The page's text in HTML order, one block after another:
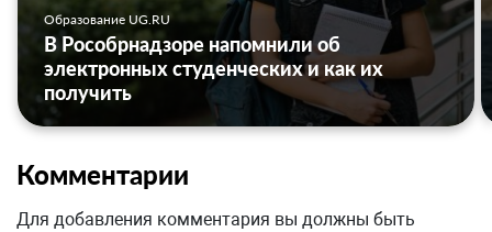
Образование UG.RU
В Рособрнадзоре напомнили об
электронных студенческих и как их
получить
Комментарии
Для добавления комментария вы должны быть